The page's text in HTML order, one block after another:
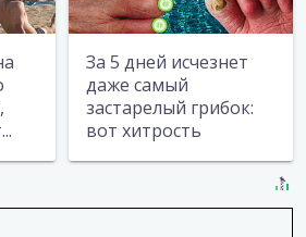
За 5 дней исчезнет
даже самый
застарелый грибок:
вот хитрость